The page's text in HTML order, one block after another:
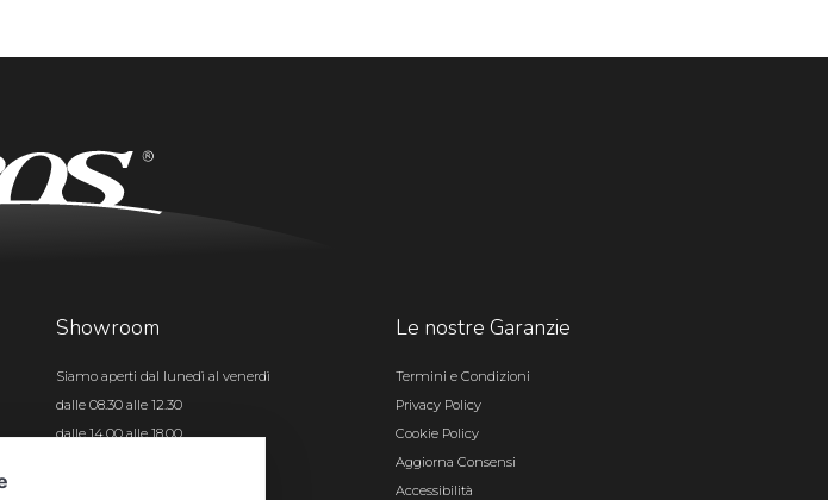
Showroom
Siamo aperti dal lunedì al venerdì
dalle 08.30 alle 12.30
dalle 14.00 alle 18.00
Le nostre Garanzie
Termini e Condizioni
Privacy Policy
Cookie Policy
Aggiorna Consensi
Accessibilità